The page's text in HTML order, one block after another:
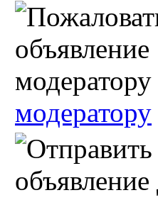
модератору